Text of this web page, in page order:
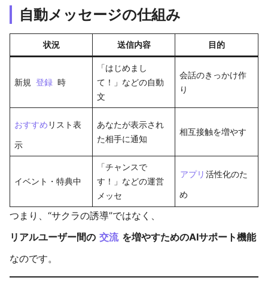
自動メッセージの仕組み
状況 送信内容 目的
新規 登録 時
「はじめまし
て！」などの自動
文
会話のきっかけ作
り
おすすめ リスト表
示
あなたが表示され
た相手に通知
相互接触を増やす
イベント・特典中
「チャンスで
す！」などの運営
メッセ
アプリ 活性化のた
め
つまり、“サクラの誘導”ではなく、
リアルユーザー間の 交流 を増やすためのAIサポート機能
なのです。